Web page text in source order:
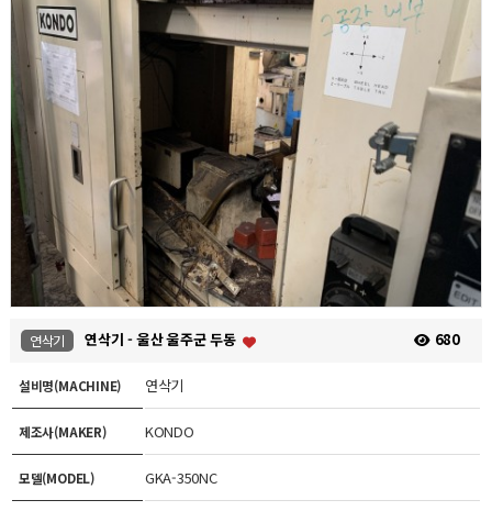
연삭기 연삭기 - 울산 울주군 두동 680
설비명(MACHINE) 연삭기
제조사(MAKER) KONDO
모델(MODEL) GKA-350NC